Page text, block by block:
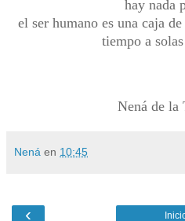
hay nada
el ser humano es una caja
tiempo a
Nená de la
Nená en 10:45
‹